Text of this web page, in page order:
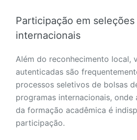
Participação em
internacionais
Além do reconhecimento local,
autenticadas são
processos seletivos de bolsas
programas internacionais, onde
da formação acadêmica é
participação.